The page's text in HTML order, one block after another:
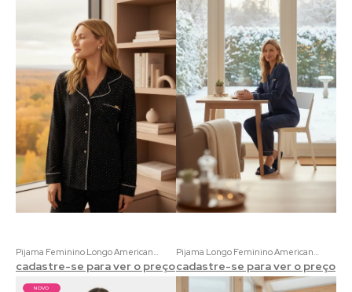
Pijama Feminino Longo Americano Anoitecer | Viscolycra com Mini Poá
cadastre-se para ver o preço
Pijama Longo Feminino Americano Glamour Cetim | Acompanha um Scrunchie
cadastre-se para ver o preço
NOVO